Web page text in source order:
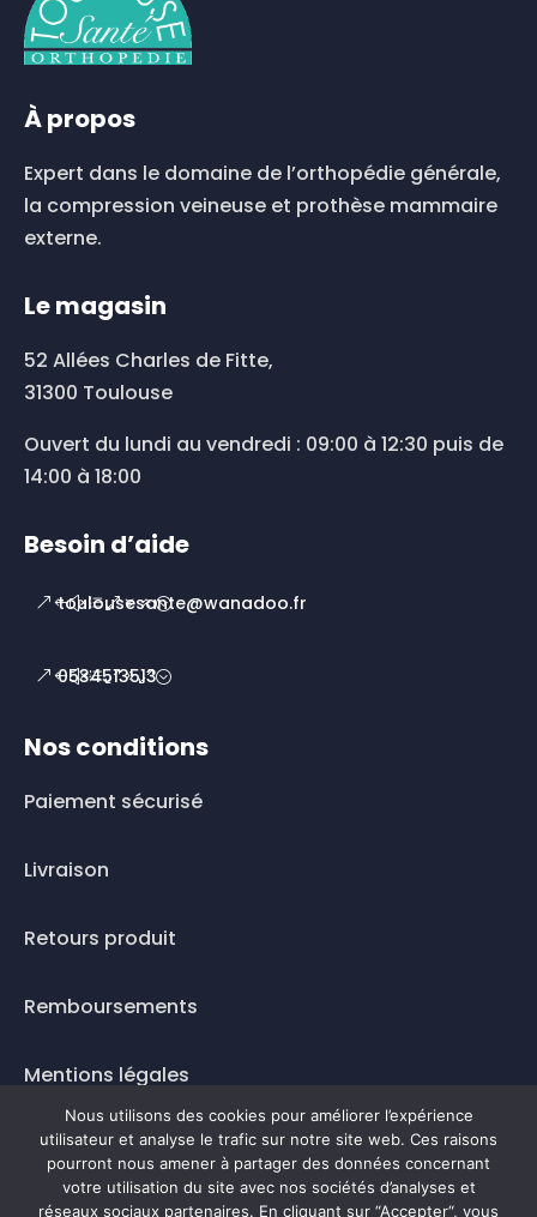
peuvent
être
choisies
la
du
produit
À propos
Expert dans le domaine de l’orthopédie générale,
la compression veineuse et prothèse mammaire
externe.
Le magasin
52 Allées Charles de Fitte,
31300 Toulouse
Ouvert du lundi au vendredi : 09:00 à 12:30 puis de
14:00 à 18:00
Besoin d’aide
toulousesante@wanadoo.fr
0534513513
Nos conditions
Paiement sécurisé
Livraison
Retours produit
Remboursements
Mentions légales
Questions fréquentes
Mode de paiement
Nous utilisons des cookies pour améliorer l’expérience
utilisateur et analyse le trafic sur notre site web. Ces raisons
pourront nous amener à partager des données concernant
votre utilisation du site avec nos sociétés d’analyses et
réseaux sociaux partenaires. En cliquant sur “Accepter“, vous